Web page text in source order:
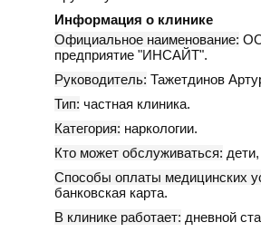
Информация о клинике
Официальное наименование:
предприятие "ИНСАЙТ".
Руководитель: Тажетдинов
Тип: частная клиника.
Категория: наркологии.
Кто может обслуживаться:
Способы оплаты медицинских
банковская карта.
В клинике работает: дневной